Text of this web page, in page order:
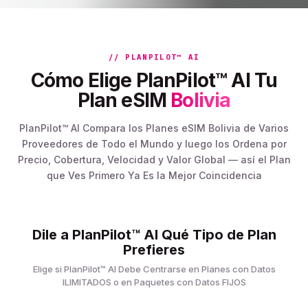
// PLANPILOT™ AI
Cómo Elige PlanPilot™ AI Tu
Plan eSIM Bolivia
PlanPilot™ AI Compara los Planes eSIM Bolivia de Varios
Proveedores de Todo el Mundo y luego los Ordena por
Precio, Cobertura, Velocidad y Valor Global — así el Plan
que Ves Primero Ya Es la Mejor Coincidencia
Dile a PlanPilot™ AI Qué Tipo de Plan
Prefieres
Elige si PlanPilot™ AI Debe Centrarse en Planes con Datos
ILIMITADOS o en Paquetes con Datos FIJOS